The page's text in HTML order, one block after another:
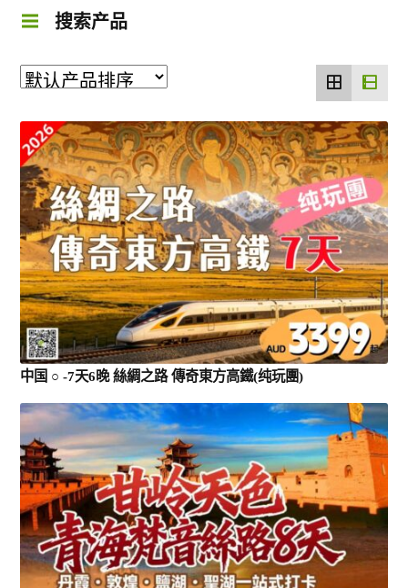
悉尼/新州 NSW
墨尔本/维州 VIC
黄金海岸/布里斯班
凯恩斯/大堡礁
阿德莱德/南澳 SA
塔斯马尼亚 TAS
珀斯/西澳 WA
乌鲁鲁/达尔文 NT
圣灵群岛/哈密尔顿/大堡礁
堪培拉 ACT
搜索产品
中国 ○ -7天6晚 絲綢之路 傳奇東方高鐵(纯玩團)